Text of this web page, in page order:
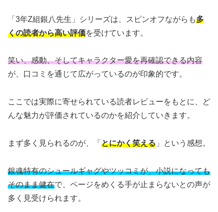
「3年Z組銀八先生」シリーズは、スピンオフながらも多
くの読者から高い評価を受けています。
笑い、感動、そしてキャラクター愛を再確認できる内容
が、口コミを通じて広がっているのが印象的です。
ここでは実際に寄せられている読者レビューをもとに、ど
んな魅力が評価されているのかを紹介していきます。
まず多く見られるのが、「 とにかく笑える 」という感想。
銀魂特有のシュールギャグやツッコミが、小説になっても
そのまま健在で、ページをめくる手が止まらないとの声が
多く見受けられます。